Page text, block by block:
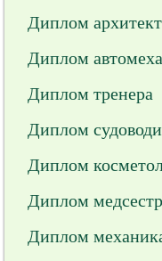
Диплом
Диплом
Диплом тренера
Диплом
Диплом
Диплом
Диплом